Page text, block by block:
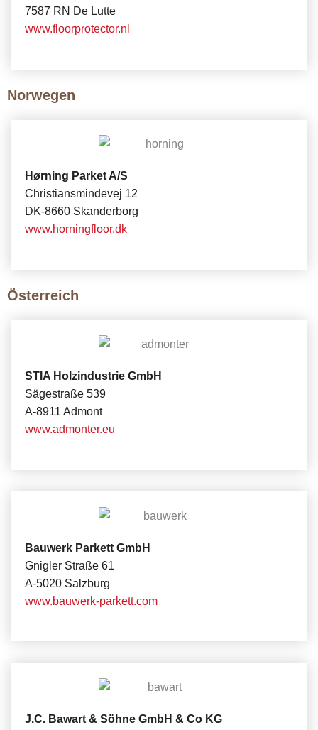
7587 RN De Lutte
www.floorprotector.nl
Norwegen
Hørning Parket A/S
Christiansmindevej 12
DK-8660 Skanderborg
www.horningfloor.dk
Österreich
STIA Holzindustrie GmbH
Sägestraße 539
A-8911 Admont
www.admonter.eu
Bauwerk Parkett GmbH
Gnigler Straße 61
A-5020 Salzburg
www.bauwerk-parkett.com
J.C. Bawart & Söhne GmbH & Co KG